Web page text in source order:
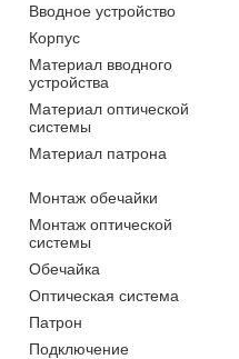
Вводное устройство
Корпус
Материал вводного
устройства
Материал оптической
системы
Материал патрона
Монтаж обечайки
Монтаж оптической
системы
Обечайка
Оптическая система
Патрон
Подключение